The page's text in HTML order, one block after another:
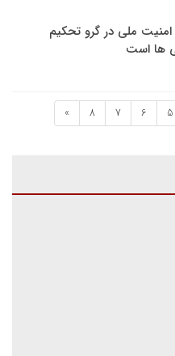
امنیت ملی در گرو تحکیم
ها است
5
6
7
8
»